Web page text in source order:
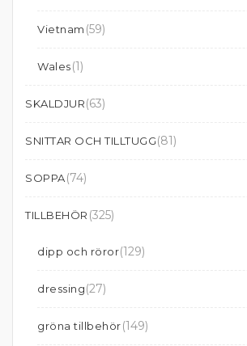
Vietnam (59)
Wales(1)
SKALDJUR(63)
SNITTAR OCH TILLTUGG(81)
SOPPA(74)
TILLBEHÖR (325)
dipp och röror(129)
dressing(27)
gröna tillbehör(149)